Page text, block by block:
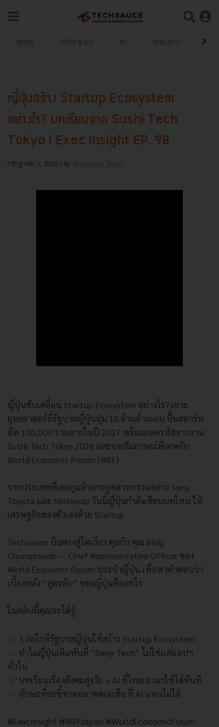
NEWS TECH & BIZ AI HEALTHTECH
ญี่ปุ่นสร้าง Startup Ecosystem
อย่างไร? บทเรียนจาก Sushi Tech
Tokyo l Exec Insight EP. 98
กรกฎาคม 2, 2026 | By Techsauce Team
ญี่ปุ่นขับเคลื่อน Startup Ecosystem อย่างไร? เจาะ
ยุทธศาสตร์ที่รัฐบาลญี่ปุ่นทุ่ม 10 ล้านล้านเยน ปั้นสตาร์ท
อัพ 100,000 รายภายในปี 2027 พร้อมถอดรหัสจากงาน
SusHi Tech Tokyo 2026 และบทสัมภาษณ์พิเศษกับ
World Economic Forum (WEF)
.
จากประเทศที่เคยกุมอำนาจอุตสาหกรรมอย่าง Sony,
Toyota และ Nintendo วันนี้ญี่ปุ่นกำลังเขียนบทใหม่ ให้
เศรษฐกิจของตัวเองด้วย Startup
.
Techsauce บินตรงสู่โตเกียว คุยกับ คุณ Bing
Chomprasob — Chief Representative Officer ของ
World Economic Forum ประจำญี่ปุ่น เพื่อหาคำตอบว่า
เบื้องหลัง “สูตรลับ” ของญี่ปุ่นคืออะไร
.
ในคลิปนี้คุณจะได้รู้:
✅ 3 กลไกที่รัฐบาลญี่ปุ่นใช้สร้าง Startup Ecosystem
✅ ทำไมญี่ปุ่นเดิมพันที่ “Deep Tech” ไม่ใช่แค่แอปฯ
ทั่วไป
✅ บทเรียนเรื่องสังคมสูงวัย + AI ที่ไทยเอามาใช้ได้ทันที
✅ ทักษะที่จะชี้ขาดอนาคตเอเชีย ที่ AI แทนไม่ได้
.
#ExecInsight #WEFJapan #WorldEconomicForum